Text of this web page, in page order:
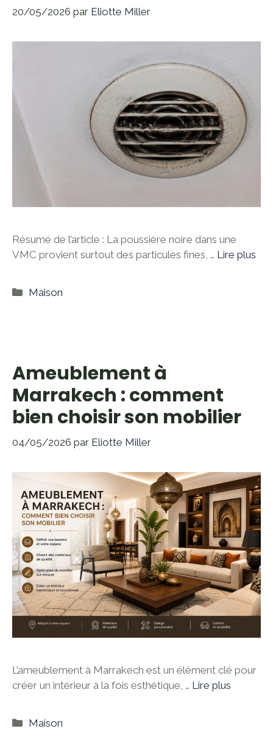
20/05/2026 par Eliotte Miller
Résumé de l’article : La poussière noire dans une
VMC provient surtout des particules fines, … Lire plus
Catégories
Maison
Ameublement à
Marrakech : comment
bien choisir son mobilier
04/05/2026 par Eliotte Miller
L’ameublement à Marrakech est un élément clé pour
créer un intérieur à la fois esthétique, … Lire plus
Catégories
Maison